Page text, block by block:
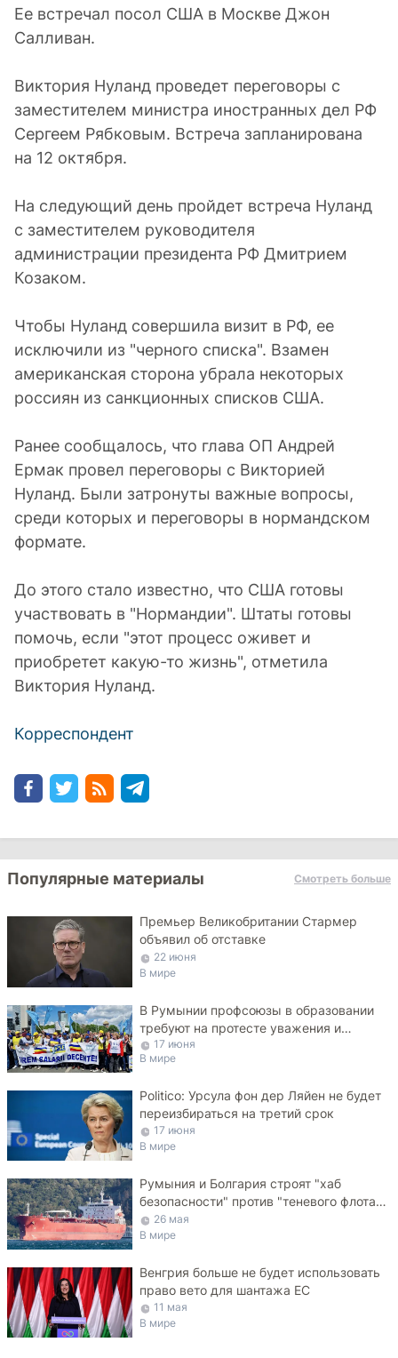
Ее встречал посол США в Москве Джон
Салливан.
Виктория Нуланд проведет переговоры с
заместителем министра иностранных дел РФ
Сергеем Рябковым. Встреча запланирована
на 12 октября.
На следующий день пройдет встреча Нуланд
с заместителем руководителя
администрации президента РФ Дмитрием
Козаком.
Чтобы Нуланд совершила визит в РФ, ее
исключили из "черного списка". Взамен
американская сторона убрала некоторых
россиян из санкционных списков США.
Ранее сообщалось, что глава ОП Андрей
Ермак провел переговоры с Викторией
Нуланд. Были затронуты важные вопросы,
среди которых и переговоры в нормандском
формате.
До этого стало известно, что США готовы
участвовать в "Нормандии". Штаты готовы
помочь, если "этот процесс оживет и
приобретет какую-то жизнь", отметила
Виктория Нуланд.
Корреспондент
Популярные материалы Смотреть больше
Премьер Великобритании Стармер
объявил об отставке
22 июня
В мире
В Румынии профсоюзы в образовании
требуют на протесте уважения и
достойных зарплат
17 июня
В мире
Politico: Урсула фон дер Ляйен не будет
переизбираться на третий срок
17 июня
В мире
Румыния и Болгария строят "хаб
безопасности" против "теневого флота"
РФ в Черном море
26 мая
В мире
Венгрия больше не будет использовать
право вето для шантажа ЕС
11 мая
В мире